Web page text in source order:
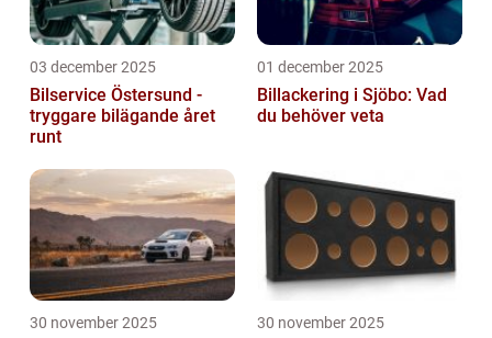
03 december 2025
Bilservice Östersund -
tryggare bilägande året
runt
01 december 2025
Billackering i Sjöbo: Vad
du behöver veta
30 november 2025 30 november 2025